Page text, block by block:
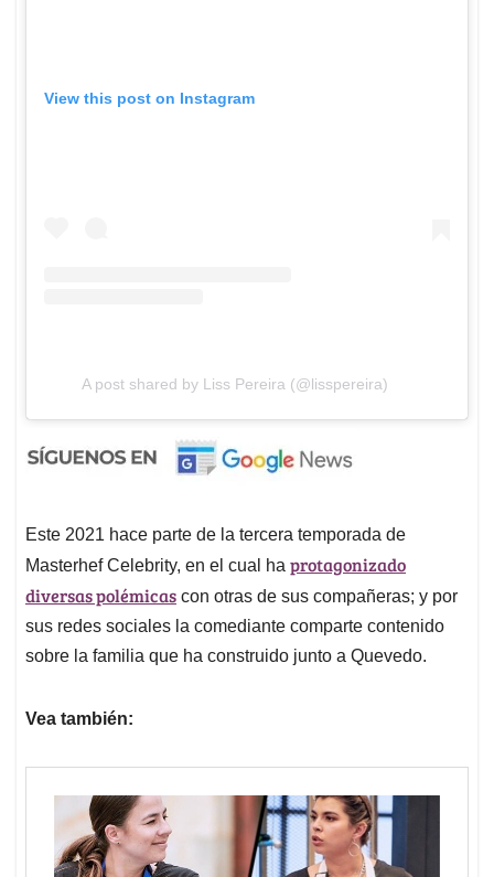
View this post on Instagram
A post shared by Liss Pereira (@lisspereira)
Este 2021 hace parte de la tercera temporada de
Masterhef Celebrity, en el cual ha protagonizado
diversas polémicas con otras de sus compañeras; y por
sus redes sociales la comediante comparte contenido
sobre la familia que ha construido junto a Quevedo.
Vea también: